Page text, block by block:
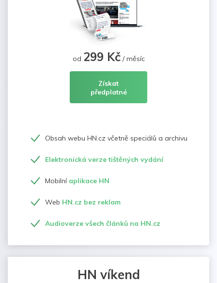
od 299 Kč/ měsíc
Získat
předplatné
Obsah webu HN.cz včetně speciálů a archivu
Elektronická verze tištěných vydání
Mobilní aplikace HN
Web HN.cz bez reklam
Audioverze všech článků na HN.cz
HN víkend